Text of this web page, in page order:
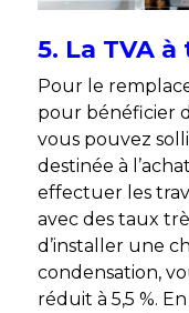
5. La TVA
Pour le
pour bénéficier
vous pouvez
destinée à
effectuer les
avec des taux
d’installer une
condensation,
réduit à 5,5 %.